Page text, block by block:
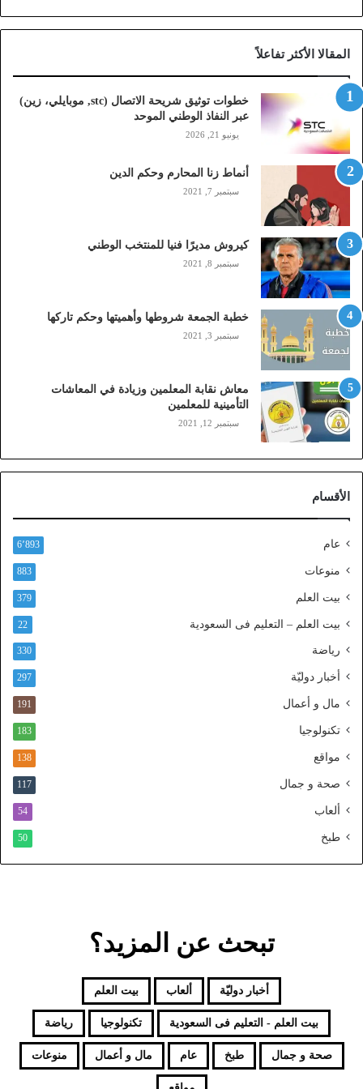
ل
ا
ت
ص
ل
(
s
,
م
و
ب
ا
ي
ل
ي
ز
ي
ن
)
ا
ل
ف
ا
ا
ل
ط
ا
م
و
د
المقالا الأكثر تفاعلاً
خطوات توثيق شريحة الاتصال (stc, موبايلي، زين)
عبر النفاذ الوطني الموحد
يونيو 21, 2026
أنماط زنا المحارم وحكم الدين
سبتمبر 7, 2021
كيروش مديرًا فنيا للمنتخب الوطني
سبتمبر 8, 2021
خطبة الجمعة شروطها وأهميتها وحكم تاركها
سبتمبر 3, 2021
معاش نقابة المعلمين وزيادة في المعاشات
التأمينية للمعلمين
سبتمبر 12, 2021
الأقسام
عام 6٬893
منوعات 883
بيت العلم 379
بيت العلم – التعليم فى السعودية 22
رياضة 330
أخبار دوليّة 297
مال و أعمال 191
تكنولوجيا 183
مواقع 138
صحة و جمال 117
ألعاب 54
طبخ 50
تبحث عن المزيد؟
أخبار دوليّة ألعاب بيت العلم
بيت العلم - التعليم فى السعودية تكنولوجيا رياضة
صحة و جمال طبخ عام مال و أعمال منوعات